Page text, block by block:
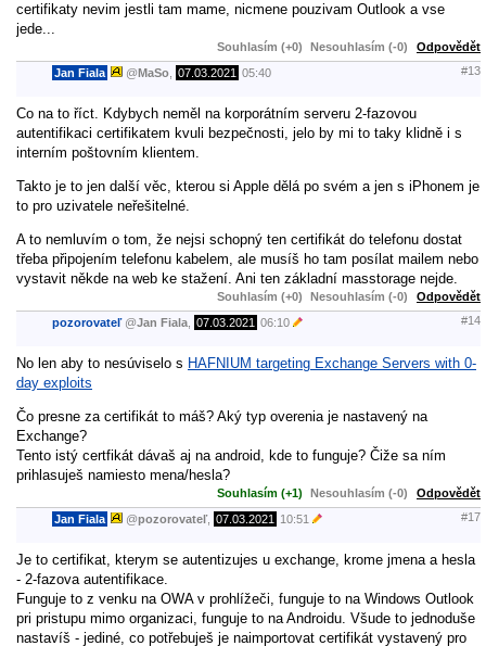
certifikaty nevim jestli tam mame, nicmene pouzivam Outlook a vse
jede...
Souhlasím (+0) Nesouhlasím (-0) Odpovědět
Jan Fiala @MaSo 07.03.2021 05:40 #13
Co na to říct. Kdybych neměl na korporátním serveru 2-fazovou
autentifikaci certifikatem kvuli bezpečnosti, jelo by mi to taky klidně i s
interním poštovním klientem.
Takto je to jen další věc, kterou si Apple dělá po svém a jen s iPhonem je
to pro uzivatele neřešitelné.
A to nemluvím o tom, že nejsi schopný ten certifikát do telefonu dostat
třeba připojením telefonu kabelem, ale musíš ho tam posílat mailem nebo
vystavit někde na web ke stažení. Ani ten základní masstorage nejde.
Souhlasím (+0) Nesouhlasím (-0) Odpovědět
pozorovateľ @Jan Fiala 07.03.2021 06:10 #14
No len aby to nesúviselo s HAFNIUM targeting Exchange Servers with 0-
day exploits
Čo presne za certifikát to máš? Aký typ overenia je nastavený na
Exchange?
Tento istý certfikát dávaš aj na android, kde to funguje? Čiže sa ním
prihlasuješ namiesto mena/hesla?
Souhlasím (+1) Nesouhlasím (-0) Odpovědět
Jan Fiala @pozorovateľ, 07.03.2021 10:51 #17
Je to certifikat, kterym se autentizujes u exchange, krome jmena a hesla
- 2-fazova autentifikace.
Funguje to z venku na OWA v prohlížeči, funguje to na Windows Outlook
pri pristupu mimo organizaci, funguje to na Androidu. Všude to jednoduše
nastavíš - jediné, co potřebuješ je naimportovat certifikát vystavený pro